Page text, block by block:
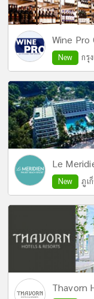
Wine Pro
New กรุ
Le
New ภูเ
Thavorn